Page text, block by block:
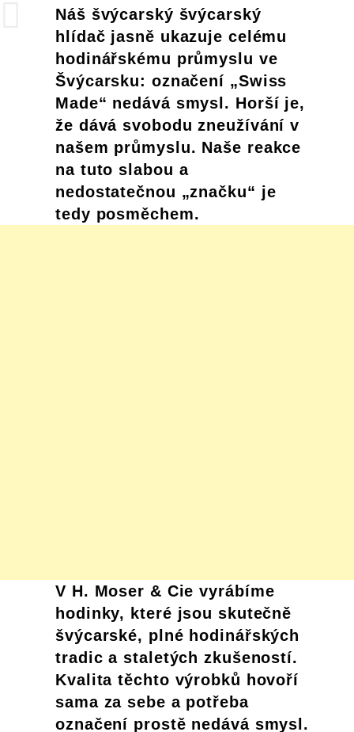
Náš švýcarský švýcarský
hlídač jasně ukazuje celému
hodinářskému průmyslu ve
Švýcarsku: označení „Swiss
Made“ nedává smysl. Horší je,
že dává svobodu zneužívání v
našem průmyslu. Naše reakce
na tuto slabou a
nedostatečnou „značku“ je
tedy posměchem.
V H. Moser & Cie vyrábíme
hodinky, které jsou skutečně
švýcarské, plné hodinářských
tradic a staletých zkušeností.
Kvalita těchto výrobků hovoří
sama za sebe a potřeba
označení prostě nedává smysl.